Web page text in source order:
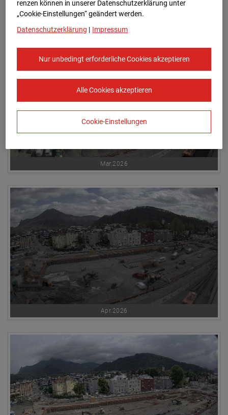
Feb.2026
Mar.2026
Apr.2026
renzen können in unserer Datenschutzerklärung unter
„Cookie-Einstellungen“ geändert werden.
Datenschutzerklärung | Impressum
Nur unbedingt erforderliche Cookies akzeptieren
Alle Cookies akzeptieren
Cookie-Einstellungen